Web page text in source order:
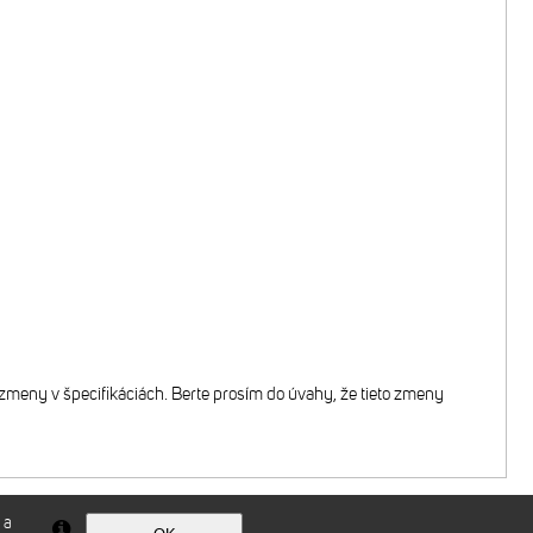
v špecifikáciách. Berte prosím do úvahy, že tieto zmeny